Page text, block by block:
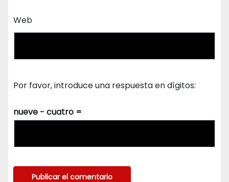
Web
Por favor, introduce una respuesta en dígitos:
nueve − cuatro =